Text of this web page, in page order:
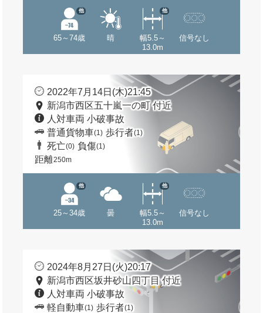
65～74歳
他
晴
幅5.5～
13.0m
他
信号なし
2022年7月14日(木)21:45
新潟市西区五十嵐一の町 付近
人対車両 小破事故
普通貨物車(1) 歩行者(1)
死亡(0) 負傷(1)
距離250m
25～34歳
他
曇
幅5.5～
13.0m
他
信号なし
2024年8月27日(火)20:17
新潟市西区坂井砂山四丁目 付近
人対車両 小破事故
軽自動車(1) 歩行者(1)